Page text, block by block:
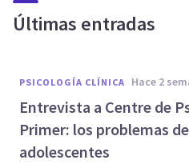
Últimas entradas
PSICOLOGÍA CLÍNICA hace 2
Entrevista a Centre de
Primer: los problemas
adolescentes